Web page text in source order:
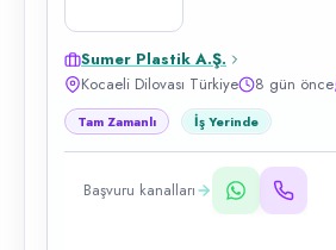
Sumer Plastik A.Ş.
Kocaeli Dilovası Türkiye
8 gün önce
Tam Zamanlı İş Yerinde
Başvuru kanalları